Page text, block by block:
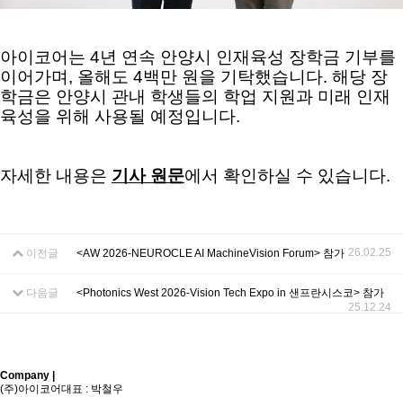
아이코어는 4년 연속 안양시 인재육성 장학금 기부를
이어가며, 올해도 4백만 원을 기탁했습니다. 해당 장
학금은 안양시 관내 학생들의 학업 지원과 미래 인재
육성을 위해 사용될 예정입니다.
자세한 내용은 기사 원문에서 확인하실 수 있습니다.
이전글 <AW 2026-NEUROCLE AI MachineVision Forum> 참가 26.02.25
다음글
<Photonics West 2026-Vision Tech Expo in 샌프란시스코> 참가
25.12.24
Company |
(주)아이코어대표 : 박철우